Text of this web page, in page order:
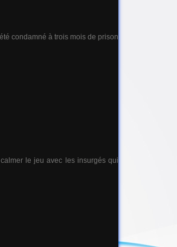
condamné à trois mois de prison
le jeu avec les insurgés qui